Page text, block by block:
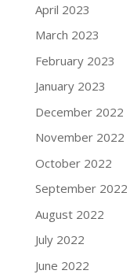
April 2023
March 2023
February 2023
January 2023
December 2022
November 2022
October 2022
September 2022
August 2022
July 2022
June 2022